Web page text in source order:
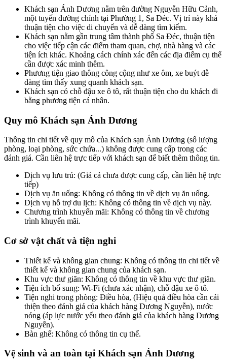
Khách sạn Ánh Dương nằm trên đường Nguyễn Hữu Cảnh,
một tuyến đường chính tại Phường 1, Sa Đéc. Vị trí này khá
thuận tiện cho việc di chuyển và dễ dàng tìm kiếm.
Khách sạn nằm gần trung tâm thành phố Sa Đéc, thuận tiện
cho việc tiếp cận các điểm tham quan, chợ, nhà hàng và các
tiện ích khác. Khoảng cách chính xác đến các địa điểm cụ thể
cần được xác minh thêm.
Phương tiện giao thông công cộng như xe ôm, xe buýt dễ
dàng tìm thấy xung quanh khách sạn.
Khách sạn có chỗ đậu xe ô tô, rất thuận tiện cho du khách đi
bằng phương tiện cá nhân.
Quy mô Khách sạn Ánh Dương
Thông tin chi tiết về quy mô của Khách sạn Ánh Dương (số lượng
phòng, loại phòng, sức chứa...) không được cung cấp trong các
đánh giá. Cần liên hệ trực tiếp với khách sạn để biết thêm thông tin.
Dịch vụ lưu trú: (Giá cả chưa được cung cấp, cần liên hệ trực
tiếp)
Dịch vụ ăn uống: Không có thông tin về dịch vụ ăn uống.
Dịch vụ hỗ trợ du lịch: Không có thông tin về dịch vụ này.
Chương trình khuyến mãi: Không có thông tin về chương
trình khuyến mãi.
Cơ sở vật chất và tiện nghi
Thiết kế và không gian chung: Không có thông tin chi tiết về
thiết kế và không gian chung của khách sạn.
Khu vực thư giãn: Không có thông tin về khu vực thư giãn.
Tiện ích bổ sung: Wi-Fi (chưa xác nhận), chỗ đậu xe ô tô.
Tiện nghi trong phòng: Điều hòa, (Hiệu quả điều hòa cần cải
thiện theo đánh giá của khách hàng Dương Nguyễn), nước
nóng (áp lực nước yếu theo đánh giá của khách hàng Dương
Nguyễn).
Bàn ghế: Không có thông tin cụ thể.
Vệ sinh và an toàn tại Khách sạn Ánh Dương